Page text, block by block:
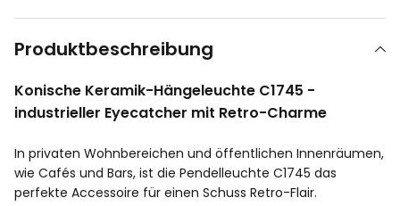
Produktbeschreibung
Konische Keramik-Hängeleuchte C1745 -
industrieller Eyecatcher mit Retro-Charme
In privaten Wohnbereichen und öffentlichen Innenräumen,
wie Cafés und Bars, ist die Pendelleuchte C1745 das
perfekte Accessoire für einen Schuss Retro-Flair.